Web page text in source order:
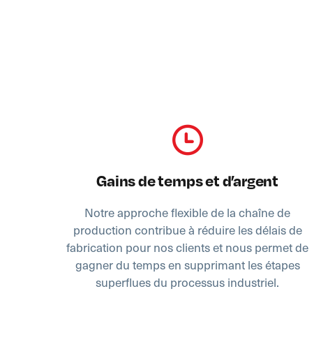
Gains de temps et d’argent
Notre approche flexible de la chaîne de
production contribue à réduire les délais de
fabrication pour nos clients et nous permet de
gagner du temps en supprimant les étapes
superflues du processus industriel.